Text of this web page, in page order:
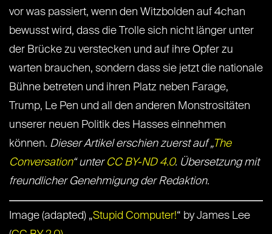
vor was passiert, wenn den Witzbolden auf 4chan
bewusst wird, dass die Trolle sich nicht länger unter
der Brücke zu verstecken und auf ihre Opfer zu
warten brauchen, sondern dass sie jetzt die nationale
Bühne betreten und ihren Platz neben Farage,
Trump, Le Pen und all den anderen Monstrositäten
unserer neuen Politik des Hasses einnehmen
können. Dieser Artikel erschien zuerst auf „The
Conversation“ unter CC BY-ND 4.0. Übersetzung mit
freundlicher Genehmigung der Redaktion.
Image (adapted) „Stupid Computer!“ by James Lee